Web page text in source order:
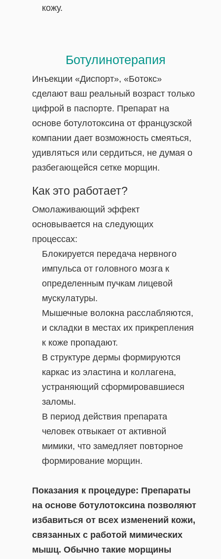
кожу.
Ботулинотерапия
Инъекции «Диспорт», «Ботокс»
сделают ваш реальный возраст только
цифрой в паспорте. Препарат на
основе ботулотоксина от французской
компании дает возможность смеяться,
удивляться или сердиться, не думая о
разбегающейся сетке морщин.
Как это работает?
Омолаживающий эффект
основывается на следующих
процессах:
Блокируется передача нервного
импульса от головного мозга к
определенным пучкам лицевой
мускулатуры.
Мышечные волокна расслабляются,
и складки в местах их прикрепления
к коже пропадают.
В структуре дермы формируются
каркас из эластина и коллагена,
устраняющий сформировавшиеся
заломы.
В период действия препарата
человек отвыкает от активной
мимики, что замедляет повторное
формирование морщин.
Показания к процедуре: Препараты
на основе ботулотоксина позволяют
избавиться от всех изменений кожи,
связанных с работой мимических
мышц. Обычно такие морщины